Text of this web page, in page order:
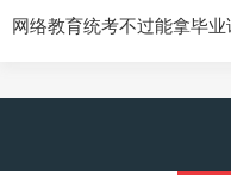
网络教育统考不过能拿毕业